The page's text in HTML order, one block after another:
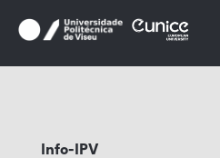
content
Info-IPV